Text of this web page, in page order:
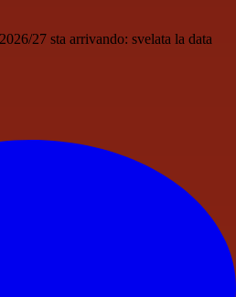
27 sta arrivando: svelata la data